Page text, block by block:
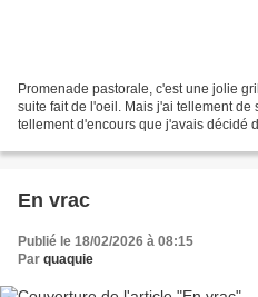
Promenade pastorale, c'est une jolie
suite fait de l'oeil. Mais j'ai tellement
tellement d'encours que j'avais décidé
En vrac
Publié le 18/02/2026 à 08:15
Par quaquie